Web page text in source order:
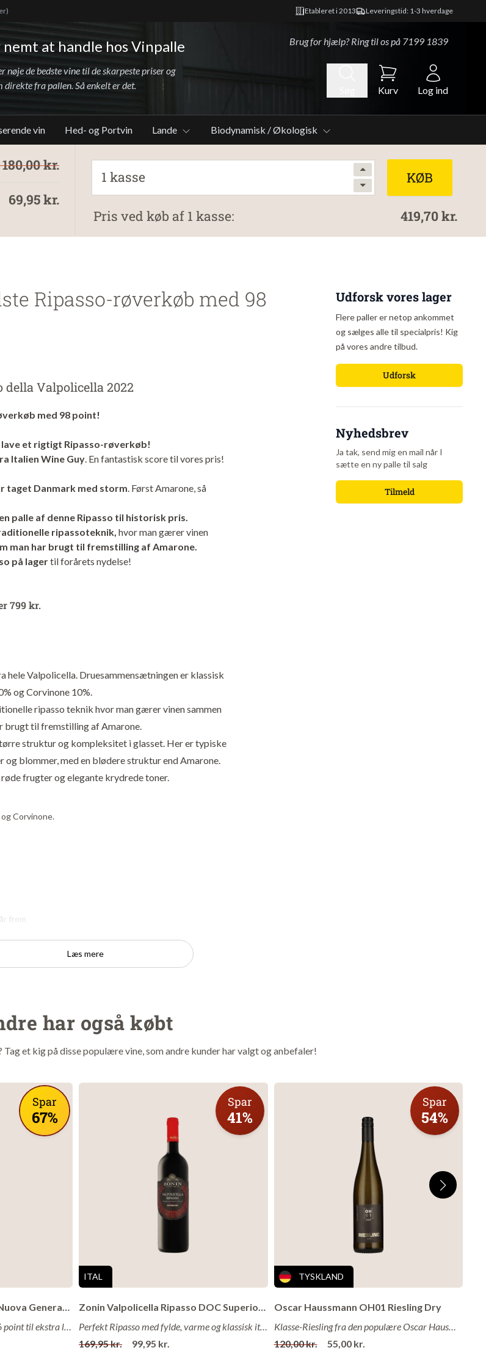
Etableret i 2013 Leveringstid: 1-3 hverdage
at handle hos Vinpalle
nøje de bedste vine til de skarpeste priser og
direkte fra pallen. Så enkelt er det.
Brug for hjælp? Ring til os på 7199 1839
Kurv Log ind
vin Hed- og Portvin Lande Biodynamisk / Økologisk
180,00 kr.
69,95 kr.
KØB
1 kasse
419,70 kr.
Pris ved køb af 1 kasse:
Ripasso-røverkøb med 98
della Valpolicella 2022
med 98 point!
et rigtigt Ripasso-røverkøb!
Italien Wine Guy. En fantastisk score til vores pris!
taget Danmark med storm. Først Amarone, så
palle af denne Ripasso til historisk pris.
ripassoteknik, hvor man gærer vinen
man har brugt til fremstilling af Amarone.
på lagertil forårets nydelse!
799 kr.
hele Valpolicella. Druesammensætningen er klassisk
og Corvinone 10%.
ripasso teknik hvor man gærer vinen sammen
brugt til fremstilling af Amarone.
struktur og kompleksitet i glasset. Her er typiske
og blommer, med en blødere struktur end Amarone.
frugter og elegante krydrede toner.
Corvinone.
frem
herefter fungerede han som vinmager og
Bernabei Riolite Vini i 1996. ​Idag arbejder han og
rammer præcis hvor mange danske ganer
og en god fadlagring. Luca Maroni bekræfter
af Rilote Vini´s vine.
Læs mere
Udforsk vores lager
Flere paller er netop ankommet
og sælges alle til specialpris! Kig
på vores andre tilbud.
Udforsk
Nyhedsbrev
Ja tak, send mig en mail når I
sætte en ny palle til salg
Tilmeld
har også købt
Tag et kig på disse populære vine, som andre kunder har valgt og anbefaler!
Spar
67%
Corte Al Passo Primitivo Nuova Generazione 2025
Konge Primitivo med flotte 96 point til ekstra lav pris!
Spar
41%
ITAL
Zonin Valpolicella Ripasso DOC Superiore 2021
Perfekt Ripasso med fylde, varme og klassisk italiensk charme i glasset!
169,95 kr.
99,95 kr.
Spar
54%
TYSKLAND
Oscar Haussmann OH01 Riesling Dry
Klasse-Riesling fra den populære Oscar Hausmann!
120,00 kr.
55,00 kr.